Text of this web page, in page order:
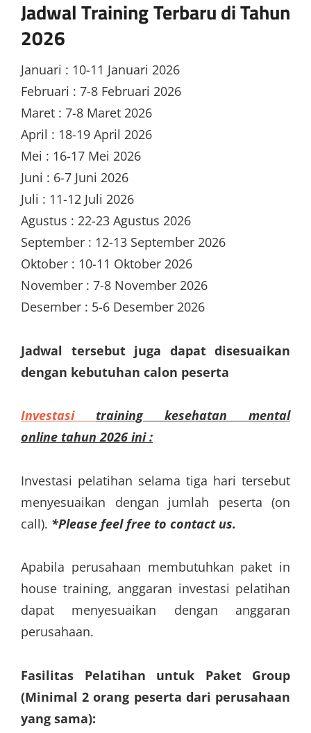
Jadwal Training Terbaru di Tahun
2026
Januari : 10-11 Januari 2026
Februari : 7-8 Februari 2026
Maret : 7-8 Maret 2026
April : 18-19 April 2026
Mei : 16-17 Mei 2026
Juni : 6-7 Juni 2026
Juli : 11-12 Juli 2026
Agustus : 22-23 Agustus 2026
September : 12-13 September 2026
Oktober : 10-11 Oktober 2026
November : 7-8 November 2026
Desember : 5-6 Desember 2026
Jadwal tersebut juga dapat disesuaikan
dengan kebutuhan calon peserta
Investasi training kesehatan mental
online tahun 2026 ini :
Investasi pelatihan selama tiga hari tersebut
menyesuaikan dengan jumlah peserta (on
call). *Please feel free to contact us.
Apabila perusahaan membutuhkan paket in
house training, anggaran investasi pelatihan
dapat menyesuaikan dengan anggaran
perusahaan.
Fasilitas Pelatihan untuk Paket Group
(Minimal 2 orang peserta dari perusahaan
yang sama):